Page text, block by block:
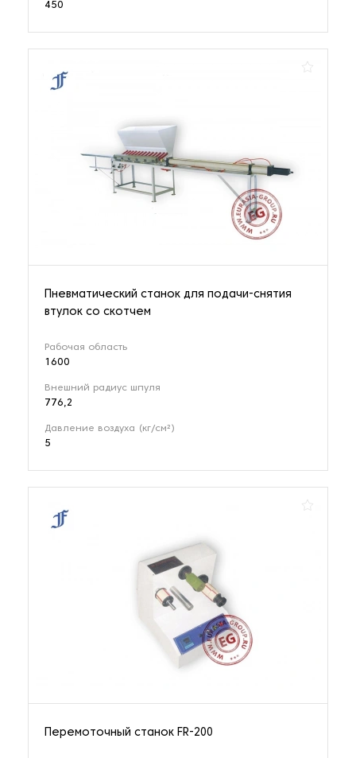
450
Пневматический станок для подачи-снятия
втулок со скотчем
Рабочая область
1600
Внешний радиус шпуля
776,2
Давление воздуха (кг/см²)
5
Перемоточный станок FR-200